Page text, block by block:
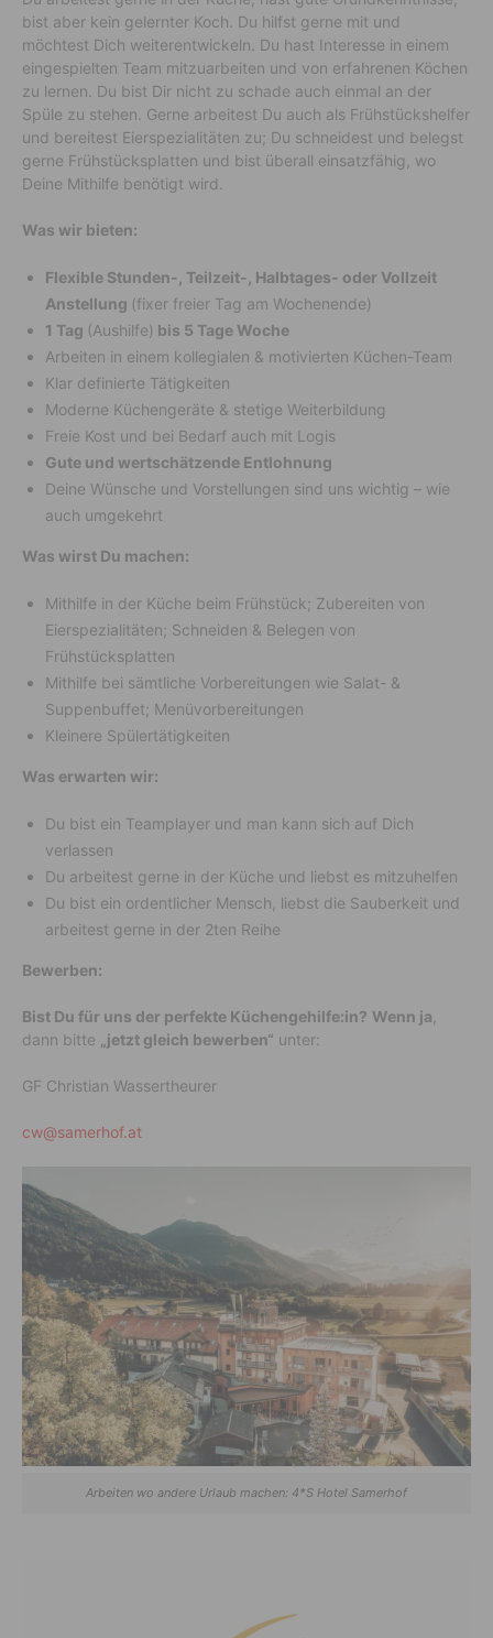
bist aber kein gelernter Koch. Du hilfst gerne mit und
möchtest Dich weiterentwickeln. Du hast Interesse in einem
eingespielten Team mitzuarbeiten und von erfahrenen Köchen
zu lernen. Du bist Dir nicht zu schade auch einmal an der
Spüle zu stehen. Gerne arbeitest Du auch als Frühstückshelfer
und bereitest Eierspezialitäten zu; Du schneidest und belegst
gerne Frühstücksplatten und bist überall einsatzfähig, wo
Deine Mithilfe benötigt wird.
Was wir bieten:
Flexible Stunden-, Teilzeit-, Halbtages- oder Vollzeit
Anstellung (fixer freier Tag am Wochenende)
1 Tag (Aushilfe) bis 5 Tage Woche
Arbeiten in einem kollegialen & motivierten Küchen-Team
Klar definierte Tätigkeiten
Moderne Küchengeräte & stetige Weiterbildung
Freie Kost und bei Bedarf auch mit Logis
Gute und wertschätzende Entlohnung
Deine Wünsche und Vorstellungen sind uns wichtig – wie
auch umgekehrt
Was wirst Du machen:
Mithilfe in der Küche beim Frühstück; Zubereiten von
Eierspezialitäten; Schneiden & Belegen von
Frühstücksplatten
Mithilfe bei sämtliche Vorbereitungen wie Salat- &
Suppenbuffet; Menüvorbereitungen
Kleinere Spülertätigkeiten
Was erwarten wir:
Du bist ein Teamplayer und man kann sich auf Dich
verlassen
Du arbeitest gerne in der Küche und liebst es mitzuhelfen
Du bist ein ordentlicher Mensch, liebst die Sauberkeit und
arbeitest gerne in der 2ten Reihe
Bewerben:
Bist Du für uns der perfekte Küchengehilfe:in? Wenn ja
dann bitte
„jetzt gleich bewerben“ unter:
GF Christian Wassertheurer
cw@samerhof.at
Arbeiten wo andere Urlaub machen: 4*S Hotel Samerhof